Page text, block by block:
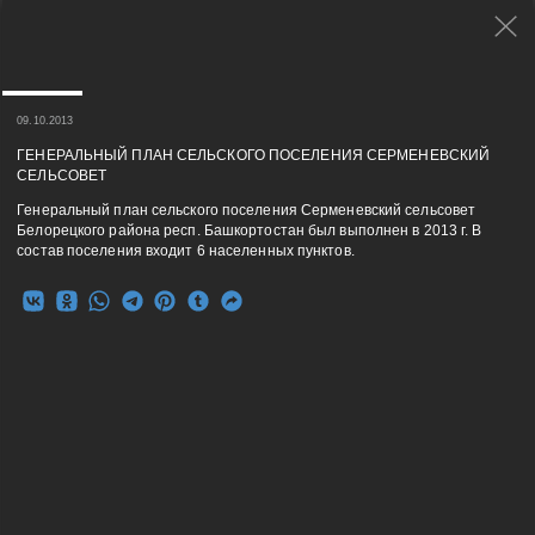
09.10.2013
ГЕНЕРАЛЬНЫЙ ПЛАН СЕЛЬСКОГО ПОСЕЛЕНИЯ СЕРМЕНЕВСКИЙ
СЕЛЬСОВЕТ
Генеральный план сельского поселения Серменевский сельсовет
Белорецкого района респ. Башкортостан был выполнен в 2013 г. В
состав поселения входит 6 населенных пунктов.